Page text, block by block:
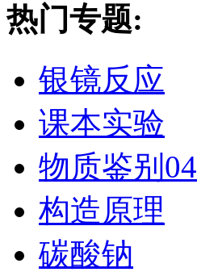
热门专题:
银镜反应
课本实验
物质鉴别04
构造原理
碳酸钠